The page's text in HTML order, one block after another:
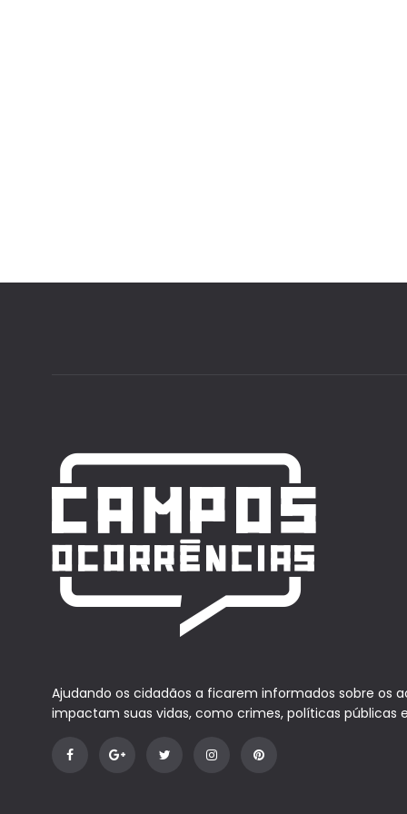
Ajudando os cidadãos a ficarem informados sobre os
impactam suas vidas, como crimes, políticas públicas